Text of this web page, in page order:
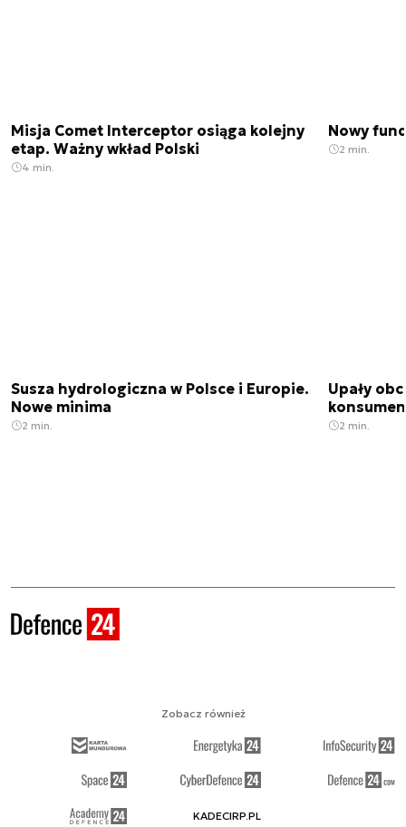
Misja Comet Interceptor osiąga kolejny
etap. Ważny wkład Polski
4 min.
Nowy
2 min.
Susza hydrologiczna w Polsce i Europie.
Nowe minima
2 min.
Upały
2 min.
Zobacz również
KADECIRP.PL